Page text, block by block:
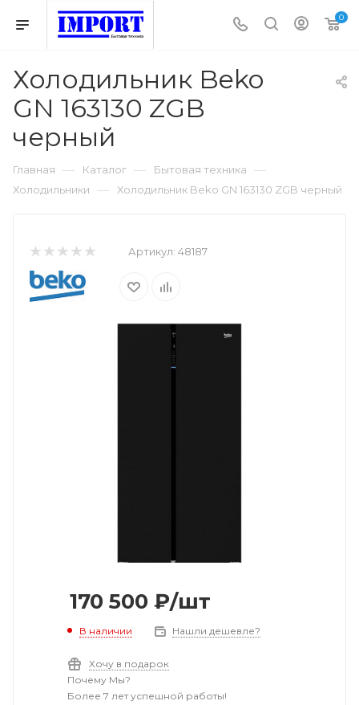
0
Холодильник Beko
GN 163130 ZGB
черный
Главная — Каталог — Бытовая техника —
Холодильники — Холодильник Beko GN 163130 ZGB черный
Артикул: 48187
170 500 ₽/шт
В наличии Нашли дешевле?
Хочу в подарок
Почему Мы?
Более 7 лет успешной работы!